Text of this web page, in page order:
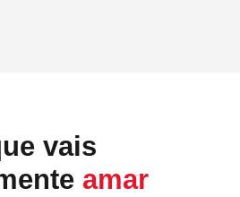
vais
amar